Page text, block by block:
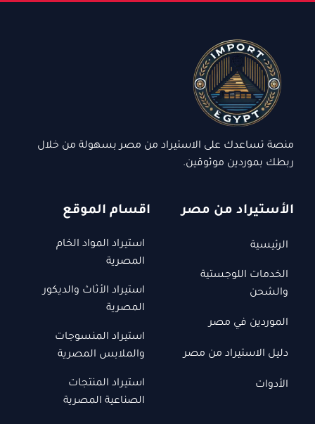
منصة تساعدك على الاستيراد من مصر بسهولة من خلال
ربطك بموردين موثوقين.
الأستيراد من مصر
الرئيسية
الخدمات اللوجستية
والشحن
الموردين في مصر
دليل الاستيراد من مصر
الأدوات
اقسام الموقع
استيراد المواد الخام
المصرية
استيراد الأثاث والديكور
المصرية
استيراد المنسوجات
والملابس المصرية
استيراد المنتجات
الصناعية المصرية